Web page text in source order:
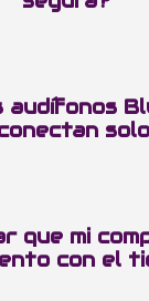
audífonos
que mi
con el